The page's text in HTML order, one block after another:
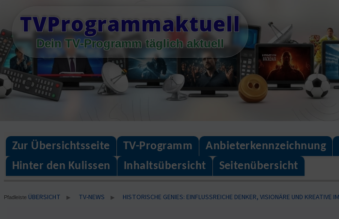
content
TVProgrammaktuell
Dein TV-Programm täglich aktuell
Zur Übersichtsseite TV-Programm Anbieterkennzeichnung
Hinter den Kulissen
Inhaltsübersicht Seitenübersicht
Pfadleiste ÜBERSICHT ▶ TV-NEWS ▶ HISTORISCHE GENIES: EINFLUSSREICHE DENKER, VISIONÄRE UND KREATIVE